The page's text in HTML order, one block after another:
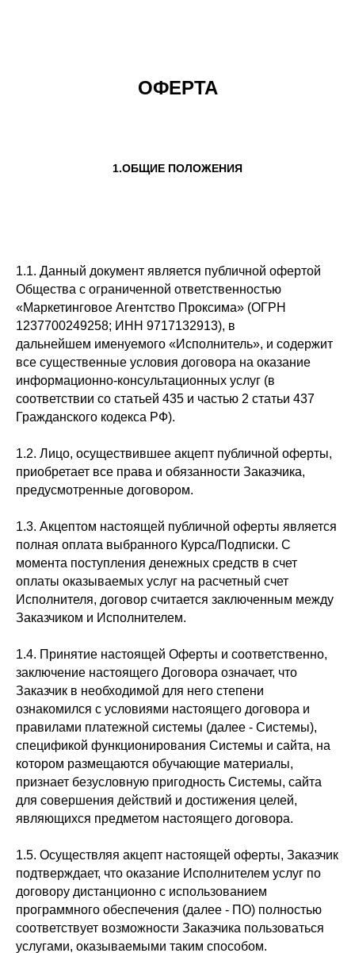
ОФЕРТА
1.ОБЩИЕ ПОЛОЖЕНИЯ
1.1. Данный документ является публичной офертой
Общества с ограниченной ответственностью
«Маркетинговое Агентство Проксима» (ОГРН
1237700249258; ИНН 9717132913), в
дальнейшем именуемого «Исполнитель», и содержит
все существенные условия договора на оказание
информационно-консультационных услуг (в
соответствии со статьей 435 и частью 2 статьи 437
Гражданского кодекса РФ).
1.2. Лицо, осуществившее акцепт публичной оферты,
приобретает все права и обязанности Заказчика,
предусмотренные договором.
1.3. Акцептом настоящей публичной оферты является
полная оплата выбранного Курса/Подписки. С
момента поступления денежных средств в счет
оплаты оказываемых услуг на расчетный счет
Исполнителя, договор считается заключенным между
Заказчиком и Исполнителем.
1.4. Принятие настоящей Оферты и соответственно,
заключение настоящего Договора означает, что
Заказчик в необходимой для него степени
ознакомился с условиями настоящего договора и
правилами платежной системы (далее - Системы),
спецификой функционирования Системы и сайта, на
котором размещаются обучающие материалы,
признает безусловную пригодность Системы, сайта
для совершения действий и достижения целей,
являющихся предметом настоящего договора.
1.5. Осуществляя акцепт настоящей оферты, Заказчик
подтверждает, что оказание Исполнителем услуг по
договору дистанционно с использованием
программного обеспечения (далее - ПО) полностью
соответствует возможности Заказчика пользоваться
услугами, оказываемыми таким способом.